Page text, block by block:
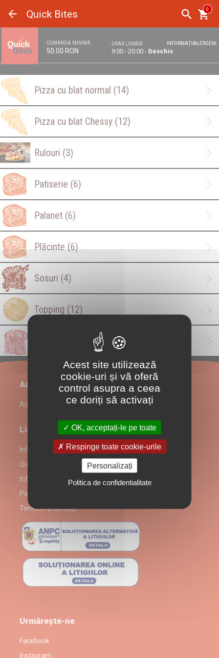
Quick Bites 0
COMANDA MINIMĂ
50.00 RON
INFORMAȚIIALERGENI
ORAR LIVRĂRI
9:00 - 20:00 - Deschis
Pizza cu blat normal (14)
Pizza cu blat Chessy (12)
Rulouri (3)
Patiserie (6)
Palanet (6)
Plăcinte(6)
Sosuri (4)
Topping (12)
Administrare restaurant
Admin Login
Link-uri utile
Informații despre partenerul Quick Bites
Quick Bites alergeni
Informare Consumatori
Politică prelucrare date
Termeni și Condiții
Urmărește-ne
Facebook
Instagram
Acest site utilizează
cookie-uri și vă oferă
control asupra a ceea
ce doriți să activați
OK, acceptați-le pe toate
Respinge toate cookie-urile
Personalizați
Politica de confidentialitate